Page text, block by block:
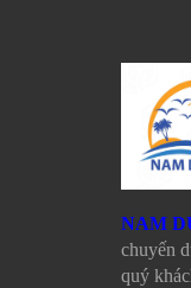
NAM
chuyến
quý